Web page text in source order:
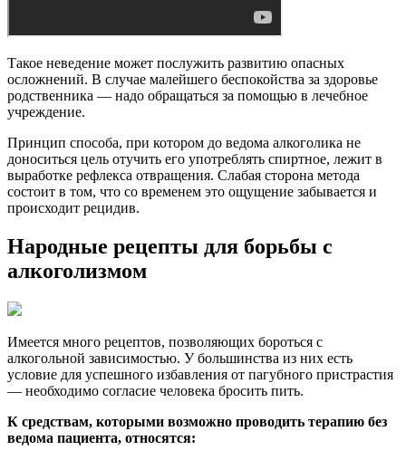
Такое неведение может послужить развитию опасных
осложнений. В случае малейшего беспокойства за здоровье
родственника — надо обращаться за помощью в лечебное
учреждение.
Принцип способа, при котором до ведома алкоголика не
доноситься цель отучить его употреблять спиртное, лежит в
выработке рефлекса отвращения. Слабая сторона метода
состоит в том, что со временем это ощущение забывается и
происходит рецидив.
Народные рецепты для борьбы с
алкоголизмом
Имеется много рецептов, позволяющих бороться с
алкогольной зависимостью. У большинства из них есть
условие для успешного избавления от пагубного пристрастия
— необходимо согласие человека бросить пить.
К средствам, которыми возможно проводить терапию без
ведома пациента, относятся: